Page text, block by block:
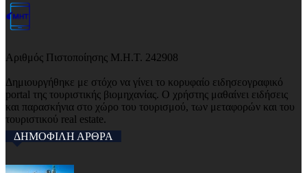
Αριθμός Πιστοποίησης Μ.Η.Τ. 242908
Δημιουργήθηκε με στόχο να γίνει το κορυφαίο ειδησεογραφικό
portal της τουριστικής βιομηχανίας. Ο χρήστης μαθαίνει ειδήσεις
και παρασκήνια στο χώρο του τουρισμού, των μεταφορών και του
τουριστικού real estate.
ΔΗΜΟΦΙΛΗ ΑΡΘΡΑ